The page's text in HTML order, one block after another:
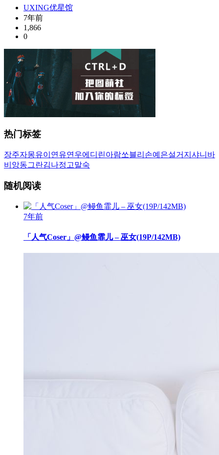
UXING优星馆
7年前
1,866
0
热门标签
장주자몽유이 연유연우에디린아람쏘블리 손예은설거지 샤니 바
비앙동그란김나정 고말숙
随机阅读
7年前
「人气Coser」@鳗鱼霏儿 – 巫女(19P/142MB)